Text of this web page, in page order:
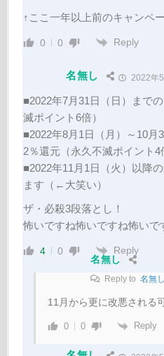
↑ここ一年以上前のキャンペ
0 0 Reply
名無し 2022年
■2022年7月31日（日）まで
滅ポイント6倍）
■2022年8月1日（月）～10月
2％還元（永久不滅ポイント4
■2022年11月1日（火）以降
ます（←大笑い）
ザ・必殺3段落とし！
怖いですね怖いですね怖いで
4 0
Reply
名無し
Reply to 名無し
11月から更に改悪される
0 0 Reply